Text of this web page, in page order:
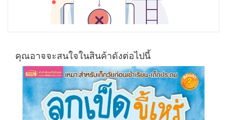
คุณอาจจะสนใจในสินค้าดังต่อไปนี้